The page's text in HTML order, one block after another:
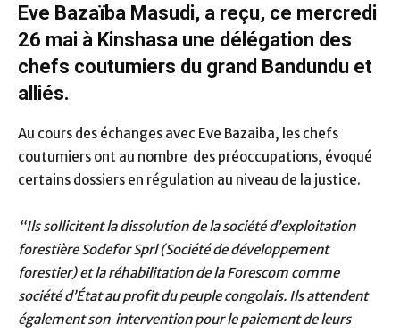
Eve Bazaïba Masudi, a reçu, ce mercredi
26 mai à Kinshasa une délégation des
chefs coutumiers du grand Bandundu et
alliés.
Au cours des échanges avec Eve Bazaiba, les chefs
coutumiers ont au nombre des préoccupations, évoqué
certains dossiers en régulation au niveau de la justice.
“Ils sollicitent la dissolution de la société d’exploitation
forestière Sodefor Sprl (Société de développement
forestier) et la réhabilitation de la Forescom comme
société d’État au profit du peuple congolais. Ils attendent
également son intervention pour le paiement de leurs